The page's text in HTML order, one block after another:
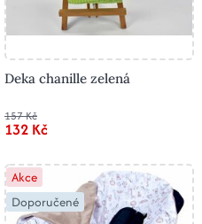
Deka chanille zelená
157 Kč
132 Kč
Akce
Doporučené